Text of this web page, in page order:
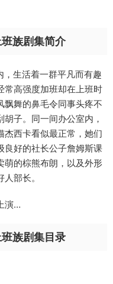
族剧集简介
生活着一群平凡而有趣
常高强度加班却在上班时
飘舞的鼻毛令同事头疼不
子。同一间办公室内，
杰西卡看似最正常，她们
良好的社长公子詹姆斯课
的棕熊布朗，以及外形
部长。
演…
族剧集目录